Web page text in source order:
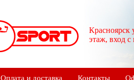
Красноярск
этаж, вход
Оплата и доставка Контакты